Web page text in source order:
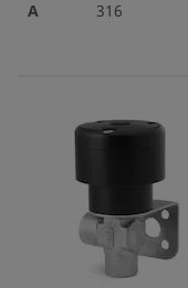
A
316